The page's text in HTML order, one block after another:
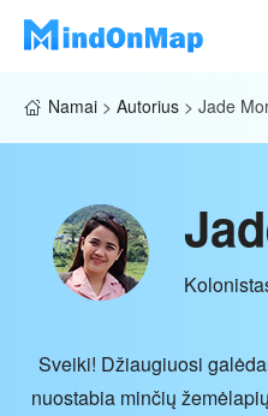
Namai > Autorius > Jade
Sveiki! Džiaugiuosi
nuostabia minčių